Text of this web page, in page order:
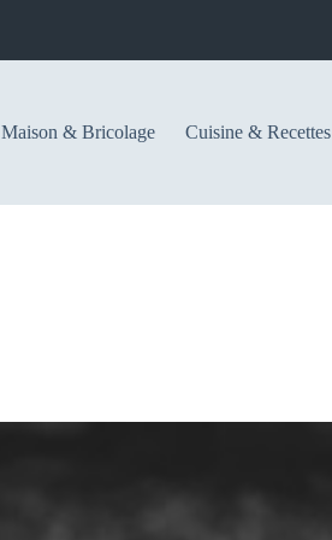
Maison & Bricolage Cuisine & Recettes